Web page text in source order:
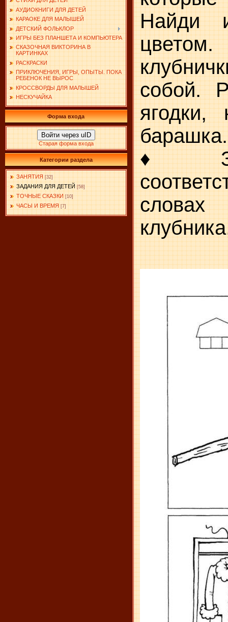
АУДИОКНИГИ ДЛЯ ДЕТЕЙ
КАРАОКЕ ДЛЯ МАЛЫШЕЙ
ДЕТСКИЙ ФОЛЬКЛОР
ИГРЫ БЕЗ ПЛАНШЕТА И КОМПЬЮТЕРА
СКАЗОЧНАЯ ВИКТОРИНА В
КАРТИНКАХ
РАСКРАСКИ
ПРИКЛЮЧЕНИЯ, ИГРЫ, ОПЫТЫ. ПОКА
РЕБЕНОК НЕ ВЫРОС
КРОССВОРДЫ ДЛЯ МАЛЫШЕЙ
НЕСКУЧАЙКА
Форма входа
Войти через uID
Старая форма входа
Категории раздела
ЗАНЯТИЯ [32]
ЗАДАНИЯ ДЛЯ ДЕТЕЙ [58]
ТОЧНЫЕ СКАЗКИ [10]
ЧАСЫ И ВРЕМЯ [7]
Найди
собой.
ягодки,
барашка.
♦